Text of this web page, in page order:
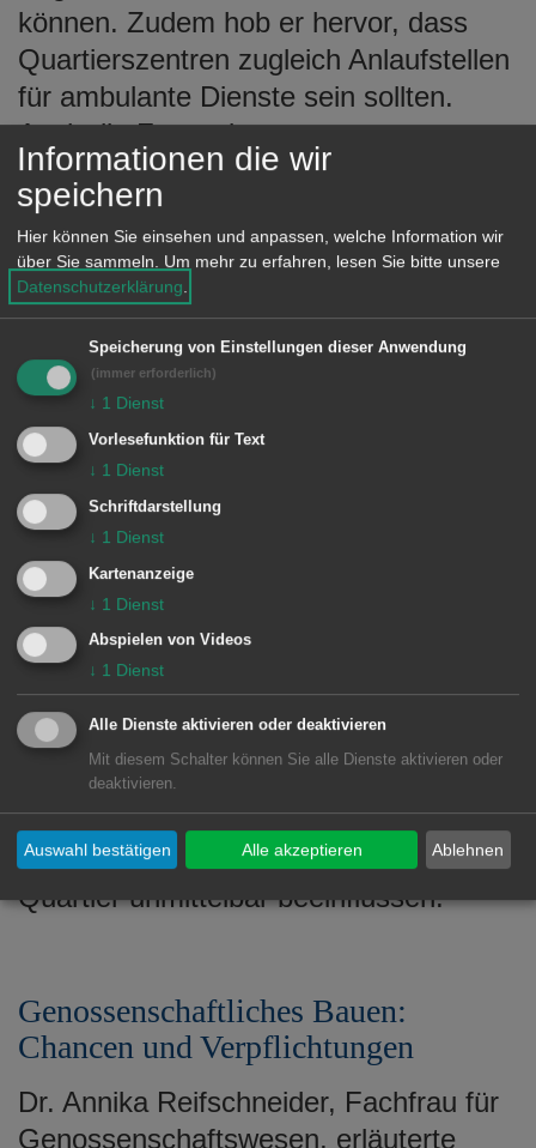
können. Zudem hob er hervor, dass
Quartierszentren zugleich Anlaufstellen
für ambulante Dienste sein sollten.
Auch die Frage der
Innenraumgestaltung – etwa die Wahl
der Bodenfarbe – spiele eine
entscheidende Rolle für Orientierung
und Barrierearmut.
Klimaschutz beginnt beim Gebäude
Die städtische Beraterin für
klimaneutrales Bauen, Lisa Zulley,
stellte das Gebäude als „Schlüssel zum
Klimaschutz“ in den Mittelpunkt.
Quartiere müssten ganzheitlich und
groß gedacht werden, um nachhaltige
Effekte zu erzielen. Sie informierte über
vielfältige Förderprogramme und
betonte, dass Energieeffizienz und
Klimaschutz nicht nur technische
Fragen seien, sondern die
Lebensqualität der Menschen im
Quartier unmittelbar beeinflussen.
Genossenschaftliches Bauen:
Chancen und Verpflichtungen
Dr. Annika Reifschneider, Fachfrau für
Genossenschaftswesen, erläuterte
Informationen die wir
speichern
Hier können Sie einsehen und anpassen, welche Information wir
über Sie sammeln. Um mehr zu erfahren, lesen Sie bitte unsere
Datenschutzerklärung.
Speicherung von Einstellungen dieser Anwendung
(immer erforderlich)
↓ 1 Dienst
Vorlesefunktion für Text
↓ 1 Dienst
Schriftdarstellung
↓ 1 Dienst
Kartenanzeige
↓ 1 Dienst
Abspielen von Videos
↓ 1 Dienst
Alle Dienste aktivieren oder deaktivieren
Mit diesem Schalter können Sie alle Dienste aktivieren oder
deaktivieren.
Ablehnen
Auswahl bestätigen Alle akzeptieren